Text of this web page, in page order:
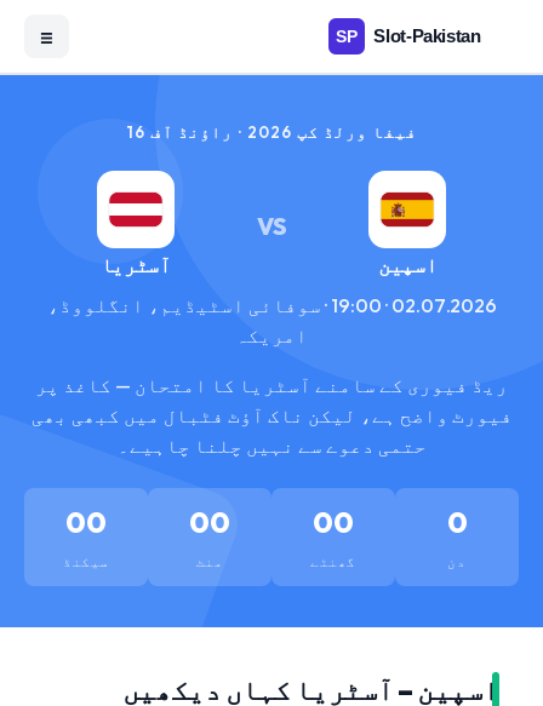
☰
فیفا ورلڈ کپ 2026 · راؤنڈ آف 16
اسپین
VS
آسٹریا
02.07.2026 · 19:00 · سوفائی اسٹیڈیم، انگلووڈ،
امریکہ
ریڈ فیوری کے سامنے آسٹریا کا امتحان — کاغذ پر
فیورٹ واضح ہے، لیکن ناک آؤٹ فٹبال میں کبھی بھی
حتمی دعوے سے نہیں چلنا چاہیے۔
0
دن
00
گھنٹے
00
منٹ
00
سیکنڈ
اسپین – آسٹریا کہاں دیکھیں